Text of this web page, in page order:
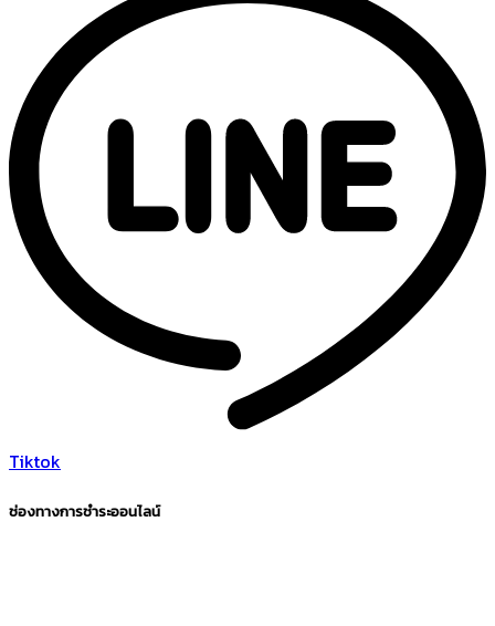
Tiktok
ช่องทางการชำระออนไลน์